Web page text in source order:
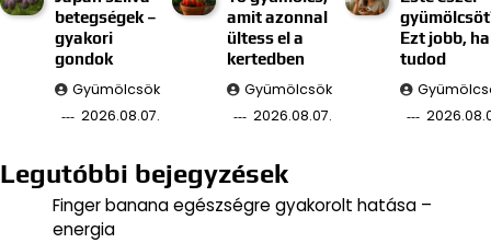
betegségek –
gyakori
gondok
Gyümölcsök
2026.08.07.
amit azonnal
ültess el a
kertedben
Gyümölcsök
2026.08.07.
Ezt jobb, ha
tudod
Legutóbbi bejegyzések
Finger banana egészségre gyakorolt hatása –
energia